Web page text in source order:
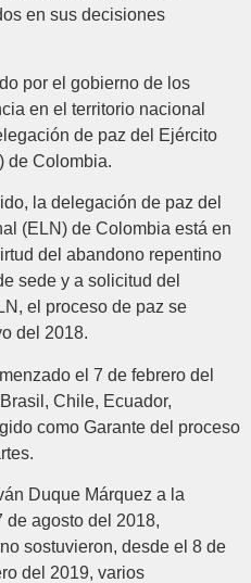
en sus decisiones
por el gobierno de los
en el territorio nacional
de paz del Ejército
de Colombia.
la delegación de paz del
(ELN) de Colombia está en
del abandono repentino
sede y a solicitud del
el proceso de paz se
del 2018.
el 7 de febrero del
Chile, Ecuador,
como Garante del proceso
Duque Márquez a la
de agosto del 2018,
sostuvieron, desde el 8 de
del 2019, varios